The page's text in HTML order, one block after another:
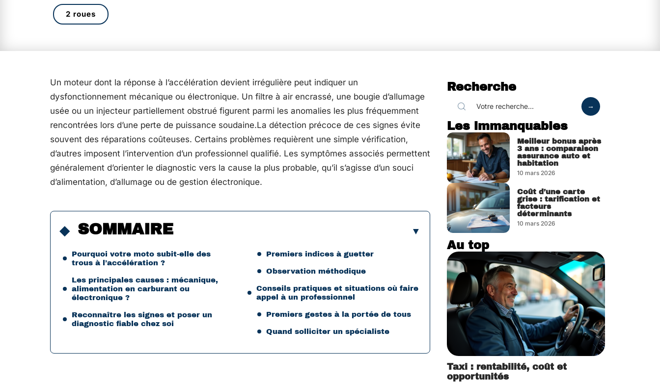
2 roues
Un moteur dont la réponse à l’accélération devient irrégulière peut indiquer un
dysfonctionnement mécanique ou électronique. Un filtre à air encrassé, une bougie d’allumage
usée ou un injecteur partiellement obstrué figurent parmi les anomalies les plus fréquemment
rencontrées lors d’une perte de puissance soudaine.La détection précoce de ces signes évite
souvent des réparations coûteuses. Certains problèmes requièrent une simple vérification,
d’autres imposent l’intervention d’un professionnel qualifié. Les symptômes associés permettent
généralement d’orienter le diagnostic vers la cause la plus probable, qu’il s’agisse d’un souci
d’alimentation, d’allumage ou de gestion électronique.
SOMMAIRE
Pourquoi votre moto subit-elle des
trous à l’accélération ?
Les principales causes : mécanique,
alimentation en carburant ou
électronique ?
Reconnaître les signes et poser un
diagnostic fiable chez soi
Premiers indices à guetter
Observation méthodique
Conseils pratiques et situations où faire
appel à un professionnel
Premiers gestes à la portée de tous
Quand solliciter un spécialiste
Recherche
Les immanquables
Meilleur bonus après
3 ans : comparaison
assurance auto et
habitation
10 mars 2026
Coût d’une carte
grise : tarification et
facteurs
déterminants
10 mars 2026
Au top
Taxi : rentabilité, coût et
opportunités